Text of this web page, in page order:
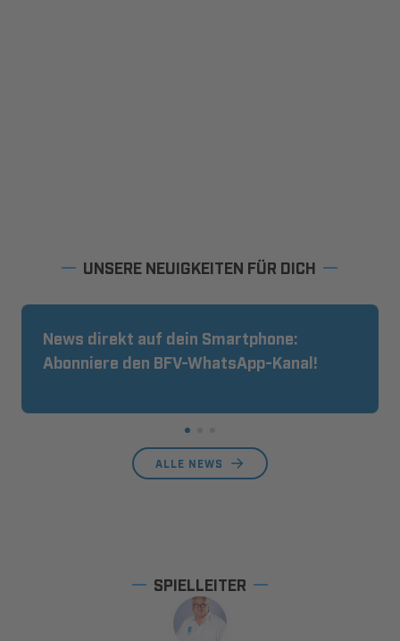
UNSERE NEUIGKEITEN FÜR DICH
News direkt auf dein Smartphone:
Abonniere den BFV-WhatsApp-Kanal!
ALLE NEWS
SPIELLEITER